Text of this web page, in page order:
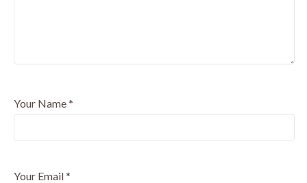
Your Name*
Your Email*